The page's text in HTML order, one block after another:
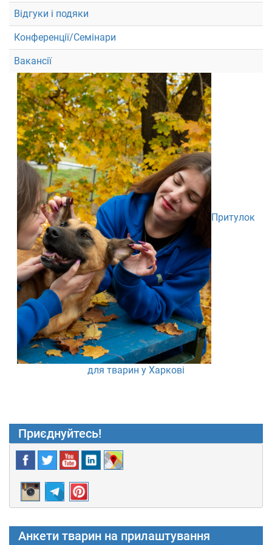
Відгуки і подяки
Конференції/Семінари
Вакансії
Притулок
для тварин у Харкові
Приєднуйтесь!
Анкети тварин на прилаштування